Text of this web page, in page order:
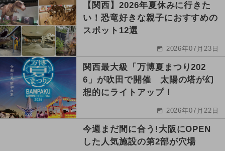
【関西】2026年夏休みに行きた
い！恐竜好きな親子におすすめの
スポット12選
2026年07月23日
関西最大級「万博夏まつり202
6」が吹田で開催 太陽の塔が幻
想的にライトアップ！
2026年07月22日
今週まだ間に合う!大阪にOPEN
した人気施設の第2部が穴場